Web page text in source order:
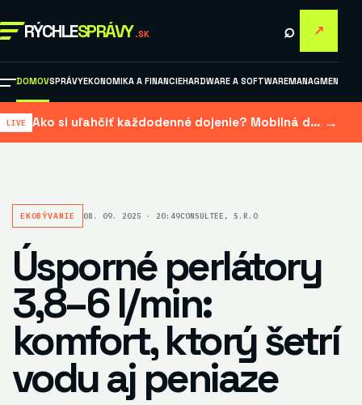
RÝCHLESPRÁVY .SK ⌕ ↗
DOMOVSPRÁVYEKONOMIKA A FINANCIEHARDWARE A SOFTWAREMANAGMENT A
Ako si uľahčiť každodenné dojenie? Mobilná dojačka šetrí čas aj námahu →
EKOBÝVANIE 08. 09. 2025 · 20:49CONSULTEE, S.R.O
Úsporné perlátory
3,8–6 l/min:
komfort, ktorý šetrí
vodu aj peniaze